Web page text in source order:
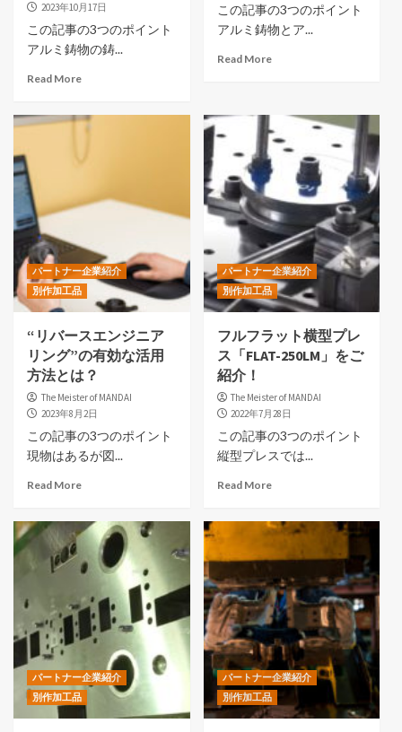
2023年10月17日
この記事の3つのポイント
アルミ鋳物の鋳...
Read More
この記事の3つのポイント
アルミ鋳物とア...
Read More
パートナー企業紹介
別作加工品
“リバースエンジニア
リング”の有効な活用
方法とは？
The Meister of MANDAI
2023年8月2日
この記事の3つのポイント
現物はあるが図...
Read More
パートナー企業紹介
別作加工品
フルフラット横型プレ
ス「FLAT-250LM」をご
紹介！
The Meister of MANDAI
2022年7月28日
この記事の3つのポイント
縦型プレスでは...
Read More
パートナー企業紹介
別作加工品
パートナー企業紹介
別作加工品